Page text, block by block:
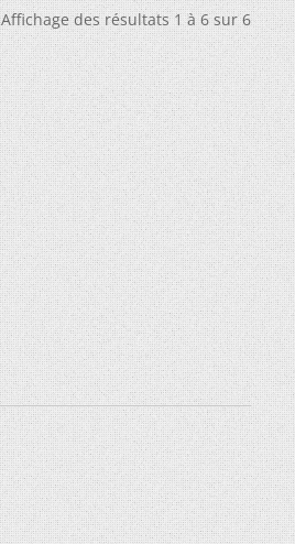
Affichage des résultats 1 à 6 sur 6